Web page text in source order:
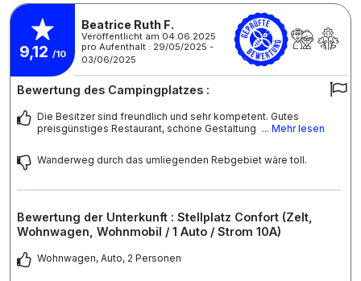
9,12 /10
Beatrice Ruth F.
Veröffentlicht am 04.06.2025
pro Aufenthalt : 29/05/2025 -
03/06/2025
Bewertung des Campingplatzes :
Die Besitzer sind freundlich und sehr kompetent. Gutes
preisgünstiges Restaurant, schöne Gestaltung ... Mehr lesen
Wanderweg durch das umliegenden Rebgebiet wäre toll.
Bewertung der Unterkunft : Stellplatz Confort (Zelt,
Wohnwagen, Wohnmobil / 1 Auto / Strom 10A)
Wohnwagen, Auto, 2 Personen